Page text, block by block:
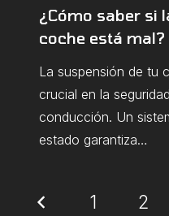
¿Cómo saber si
coche está mal?
La suspensión de tu
crucial en la
conducción. Un
estado garantiza…
1 2